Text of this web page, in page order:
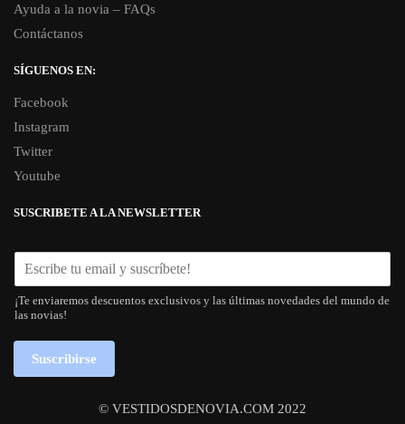
Ayuda a la novia – FAQs
Contáctanos
SÍGUENOS EN:
Facebook
Instagram
Twitter
Youtube
SUSCRIBETE A LA NEWSLETTER
¡Te enviaremos descuentos exclusivos y las últimas novedades del mundo de
las novias!
Suscribirse
© VESTIDOSDENOVIA.COM 2022